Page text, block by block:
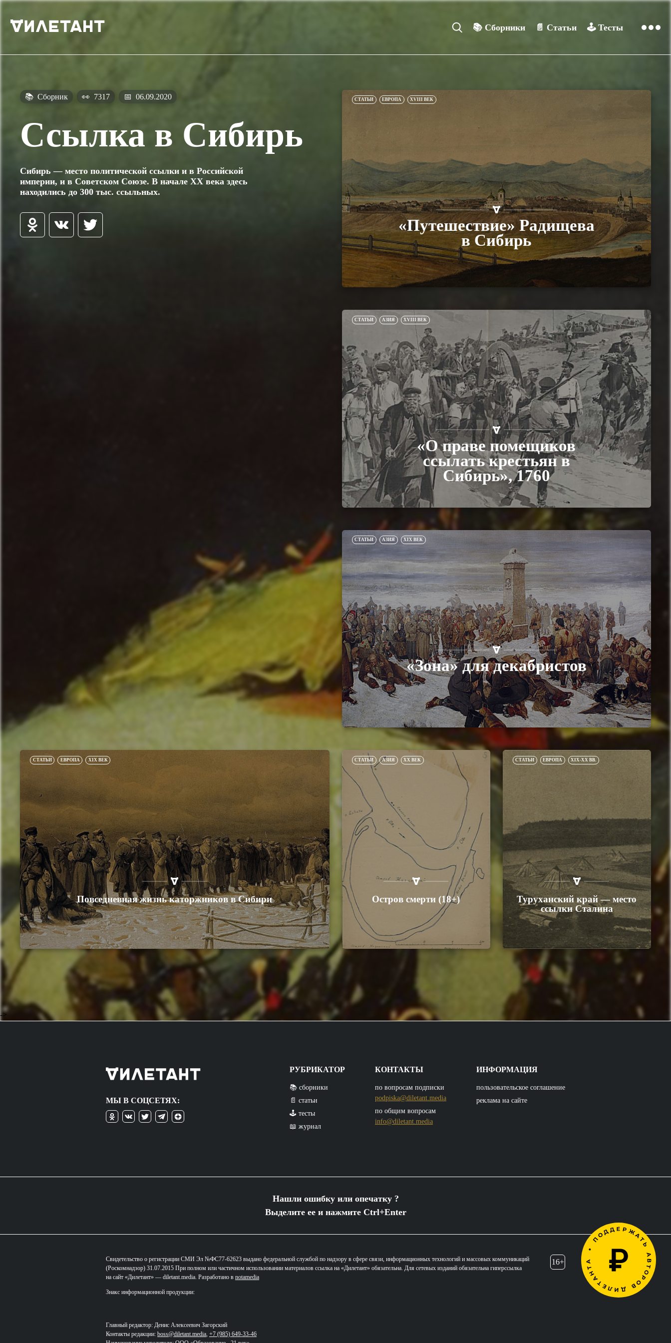
📚 Сборники 📄 Статьи 🕹️ Тесты
📚 Сборник 👀 7317 📅 06.09.2020
Ссылка в Сибирь
Сибирь — место политической ссылки и в Российской
империи, и в Советском Союзе. В начале XX века здесь
находились до 300 тыс. ссыльных.
СТАТЬИ ЕВРОПА XVIII ВЕК
«Путешествие» Радищева
в Сибирь
СТАТЬИ АЗИЯ XVIII ВЕК
«О праве помещиков
ссылать крестьян в
Сибирь», 1760
СТАТЬИ АЗИЯ XIX ВЕК
«Зона» для декабристов
СТАТЬИ ЕВРОПА XIX ВЕК
Повседневная жизнь каторжников в Сибири
СТАТЬИ АЗИЯ XX ВЕК
Остров смерти (18+)
СТАТЬИ ЕВРОПА XIX-XX ВВ.
Туруханский край — место
ссылки Сталина
->
МЫ В СОЦСЕТЯХ:
РУБРИКАТОР
📚 сборники
📄 статьи
🕹️ тесты
📖 журнал
КОНТАКТЫ
по вопросам подписки
podpiska@diletant.media
по общим вопросам
info@diletant.media
ИНФОРМАЦИЯ
пользовательское соглашение
реклама на сайте
Нашли ошибку или опечатку ?
Выделите ее и нажмите Ctrl+Enter
Свидетельство о регистрации СМИ Эл №ФС77-62623 выдано федеральной службой по надзору в сфере связи, информационных технологий и массовых коммуникаций
(Роскомнадзор) 31.07.2015 При полном или частичном использовании материалов ссылка на «Дилетант» обязательна. Для сетевых изданий обязательна гиперссылка
на сайт «Дилетант» — diletant.media. Разработано в notamedia
Знакс информационной продукции:
Главный редактор: Денис Алексеевич Загорский
Контакты редакции: boss@diletant.media, +7 (985) 649-33-46
16+